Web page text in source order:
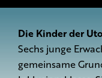
Die Kinder der
Sechs junge
gemeinsame